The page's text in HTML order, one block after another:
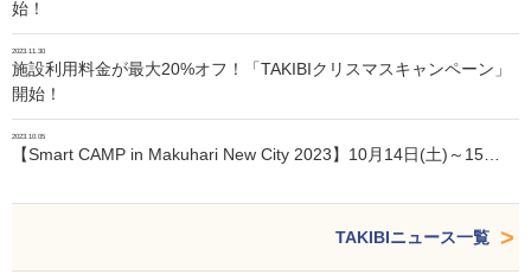
始！
2023.11.30
施設利用料金が最大20%オフ！「TAKIBIクリスマスキャンペーン」
開始！
2023.10.05
【Smart CAMP in Makuhari New City 2023】10月14日(土)～15…
TAKIBIニュース一覧